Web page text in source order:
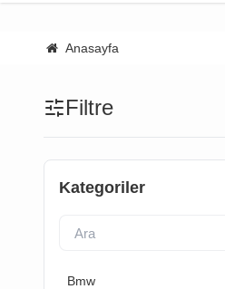
Anasayfa
Filtre
Kategoriler
Bmw